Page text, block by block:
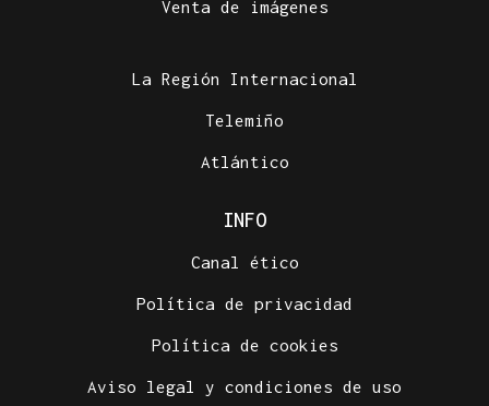
Venta de imágenes
La Región Internacional
Telemiño
Atlántico
INFO
Canal ético
Política de privacidad
Política de cookies
Aviso legal y condiciones de uso